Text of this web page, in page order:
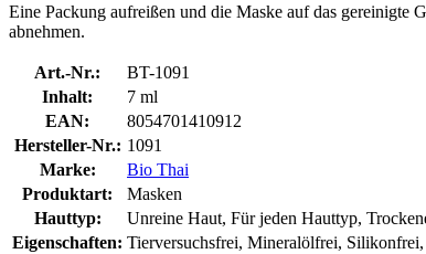
Eine Packung aufreißen und die Maske auf das gereinigte
abnehmen.
Art.-Nr.:
BT-1091
Inhalt:
7 ml
EAN:
8054701410912
Hersteller-Nr.: 1091
Marke:
Bio Thai
Produktart:
Masken
Hauttyp:
Unreine Haut, Für jeden Hauttyp,
Eigenschaften: Tierversuchsfrei, Mineralölfrei,